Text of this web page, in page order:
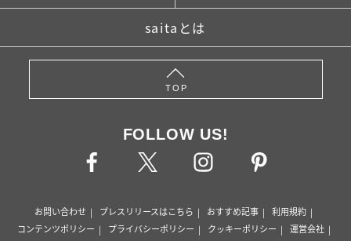
saitaとは
TOP
FOLLOW US!
お問い合わせ プレスリリースはこちら おすすめ記事
利用規約
コンテンツポリシー
プライバシーポリシー クッキーポリシー
運営会社